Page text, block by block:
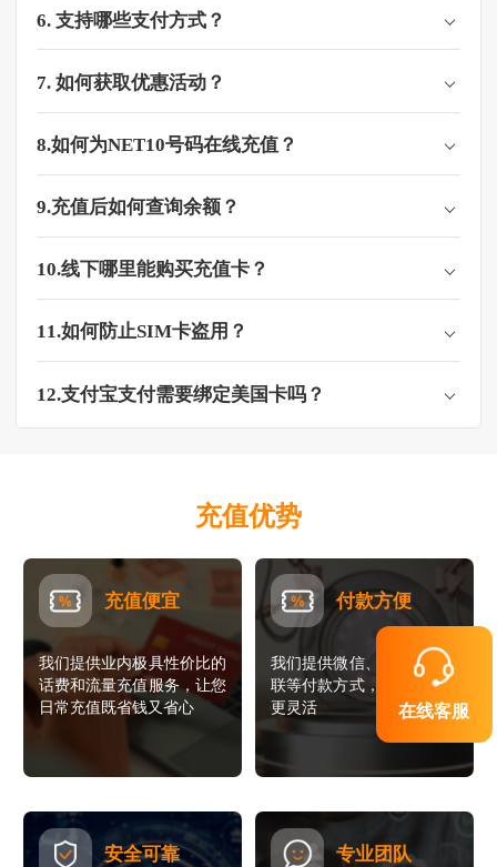
在线客服
6. 支持哪些支付方式？
7. 如何获取优惠活动？
8.如何为NET10号码在线充值？​​
9.充值后如何查询余额？
10.线下哪里能购买充值卡？
11.如何防止SIM卡盗用？​
12.支付宝支付需要绑定美国卡吗？
充值优势
充值便宜
我们提供业内极具性价比的
话费和流量充值服务，让您
日常充值既省钱又省心
付款方便
我们提供微信、支付宝、银
联等付款方式，让您的支付
更灵活
安全可靠 专业团队